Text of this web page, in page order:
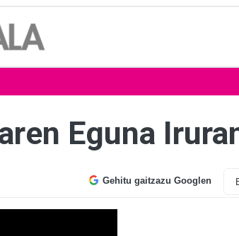
Eguna
Gehitu gaitzazu Googlen